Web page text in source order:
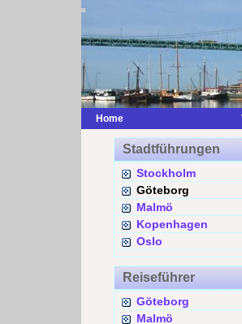
Home
Stadtführungen
Stockholm
Göteborg
Malmö
Kopenhagen
Oslo
Reiseführer
Göteborg
Malmö